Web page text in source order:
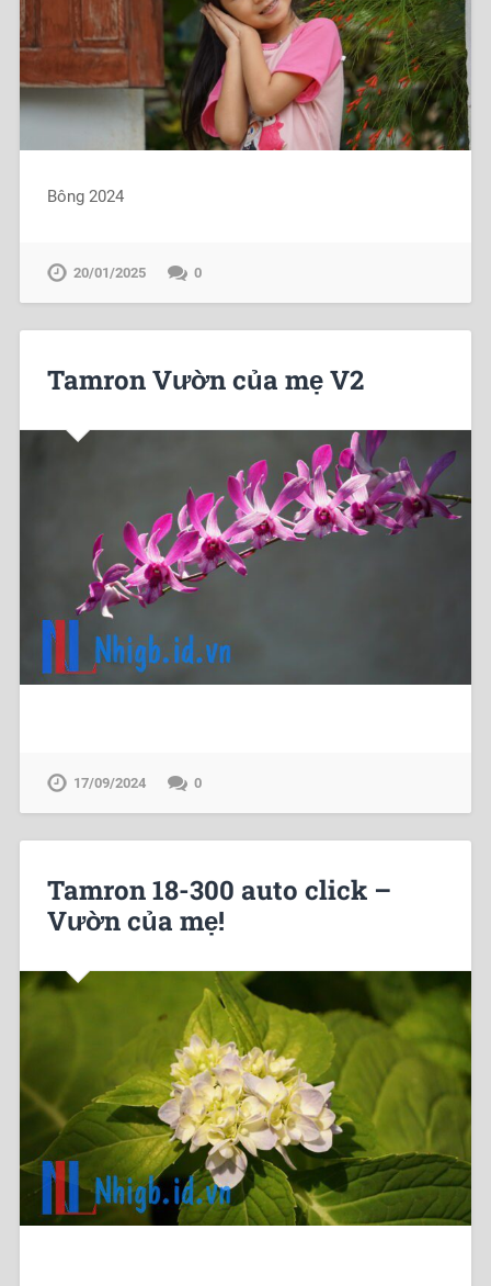
Bông 2024
20/01/2025 0
Tamron Vườn của mẹ V2
17/09/2024 0
Tamron 18-300 auto click –
Vườn của mẹ!